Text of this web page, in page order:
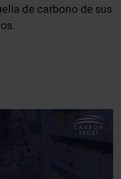
de carbono de sus